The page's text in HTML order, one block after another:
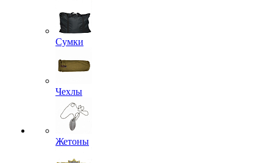
Сумки
Чехлы
Жетоны